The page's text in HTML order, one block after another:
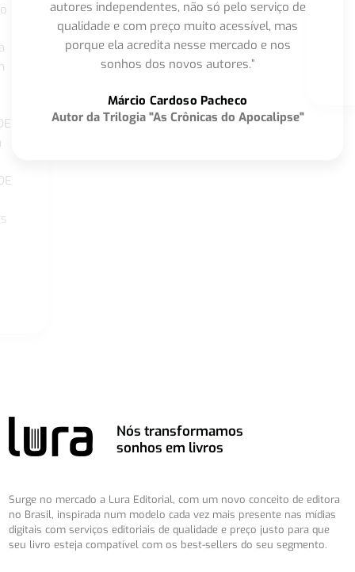
autores independentes, não só pelo serviço de
qualidade e com preço muito acessível, mas
porque ela acredita nesse mercado e nos
sonhos dos novos autores.”
Márcio Cardoso Pacheco
Autor da Trilogia "As Crônicas do Apocalipse"
Nós transformamos
sonhos em livros
Surge no mercado a Lura Editorial, com um novo conceito de editora
no Brasil, inspirada num modelo cada vez mais presente nas mídias
digitais com serviços editoriais de qualidade e preço justo para que
seu livro esteja compatível com os best-sellers do seu segmento.